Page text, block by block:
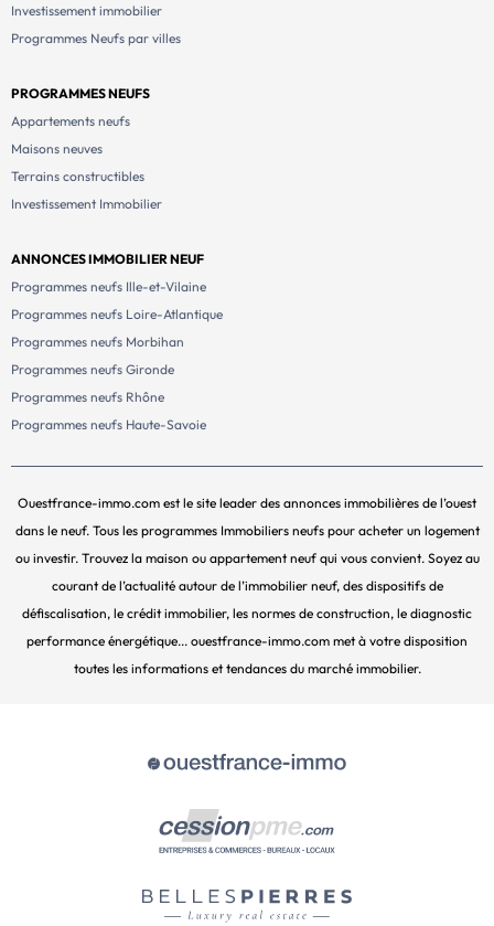
Investissement immobilier
Programmes Neufs par villes
PROGRAMMES NEUFS
Appartements neufs
Maisons neuves
Terrains constructibles
Investissement Immobilier
ANNONCES IMMOBILIER NEUF
Programmes neufs Ille-et-Vilaine
Programmes neufs Loire-Atlantique
Programmes neufs Morbihan
Programmes neufs Gironde
Programmes neufs Rhône
Programmes neufs Haute-Savoie
Ouestfrance-immo.com est le site leader des annonces immobilières de l’ouest
dans le neuf. Tous les programmes Immobiliers neufs pour acheter un logement
ou investir. Trouvez la maison ou appartement neuf qui vous convient. Soyez au
courant de l’actualité autour de l’immobilier neuf, des dispositifs de
défiscalisation, le crédit immobilier, les normes de construction, le diagnostic
performance énergétique... ouestfrance-immo.com met à votre disposition
toutes les informations et tendances du marché immobilier.